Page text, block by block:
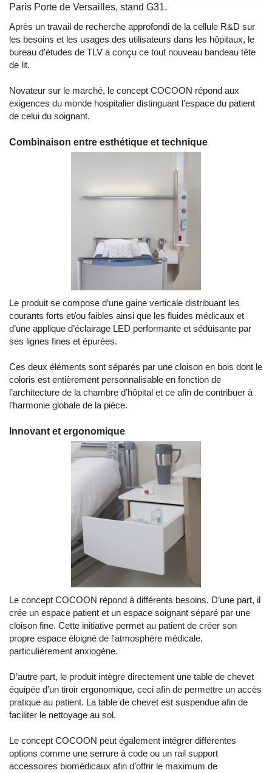
Paris Porte de Versailles, stand G31.
Après un travail de recherche approfondi de la cellule R&D sur
les besoins et les usages des utilisateurs dans les hôpitaux, le
bureau d’études de TLV a conçu ce tout nouveau bandeau tête
de lit.
Novateur sur le marché, le concept COCOON répond aux
exigences du monde hospitalier distinguant l’espace du patient
de celui du soignant.
Combinaison entre esthétique et technique
Le produit se compose d’une gaine verticale distribuant les
courants forts et/ou faibles ainsi que les fluides médicaux et
d’une applique d’éclairage LED performante et séduisante par
ses lignes fines et épurées.
Ces deux éléments sont séparés par une cloison en bois dont le
coloris est entièrement personnalisable en fonction de
l’architecture de la chambre d’hôpital et ce afin de contribuer à
l’harmonie globale de la pièce.
Innovant et ergonomique
Le concept COCOON répond à différents besoins. D’une part, il
crée un espace patient et un espace soignant séparé par une
cloison fine. Cette initiative permet au patient de créer son
propre espace éloigné de l'atmosphère médicale,
particulièrement anxiogène.
D’autre part, le produit intègre directement une table de chevet
équipée d’un tiroir ergonomique, ceci afin de permettre un accès
pratique au patient. La table de chevet est suspendue afin de
faciliter le nettoyage au sol.
Le concept COCOON peut également intégrer différentes
options comme une serrure à code ou un rail support
accessoires biomédicaux afin d’offrir le maximum de